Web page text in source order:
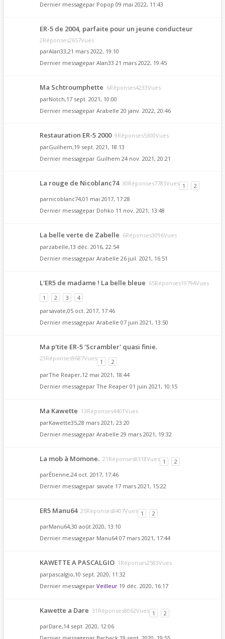
Dernier messagepar Popop 09 mai 2022, 11:43
ER-5 de 2004, parfaite pour un jeune conducteur
2Réponses2657Vues
parAlan33,21 mars 2022, 19:10
Dernier messagepar Alan33 21 mars 2022, 19:45
Ma Schtroumphette 6Réponses4233Vues
parNotch,17 sept. 2021, 10:00
Dernier messagepar Arabelle 20 janv. 2022, 20:46
Restauration ER-5 2000 9Réponses5300Vues
parGuilhem,19 sept. 2021, 18:13
Dernier messagepar Guilhem 24 nov. 2021, 20:21
La rouge de Nicoblanc74 30Réponses7783Vues 1
2
parnicoblanc74,01 mai 2017, 17:28
Dernier messagepar Dohko 11 nov. 2021, 13:48
La belle verte de Zabelle 6Réponses3096Vues
parzabelle,13 déc. 2016, 22:54
Dernier messagepar Arabelle 26 juil. 2021, 16:51
L'ER5 de madame ! La belle bleue 65Réponses19794Vues
1
2 3
4
parsavate,05 oct. 2017, 17:46
Dernier messagepar Arabelle 07 juin 2021, 13:50
Ma p'tite ER-5 'Scrambler' quasi finie.
23Réponses9687Vues 1
2
parThe Reaper,12 mai 2021, 18:44
Dernier messagepar The Reaper 01 juin 2021, 10:15
Ma Kawette 13Réponses4401Vues
parKawette35,28 mars 2021, 23:20
Dernier messagepar Arabelle 29 mars 2021, 19:32
La mob à Momone. 21Réponses8318Vues 1
2
parÉtienne,24 oct. 2017, 17:46
Dernier messagepar savate 17 mars 2021, 15:22
ER5 Manu64 25Réponses8407Vues 1
2
parManu64,30 août 2020, 13:10
Dernier messagepar Manu64 07 mars 2021, 17:44
KAWETTE A PASCALGIO 1Réponses2583Vues
parpascalgio,10 sept. 2020, 11:32
Dernier messagepar Veilleur 19 déc. 2020, 16:17
Kawette a Dare 31Réponses8062Vues 1
2
parDare,14 sept. 2020, 12:06